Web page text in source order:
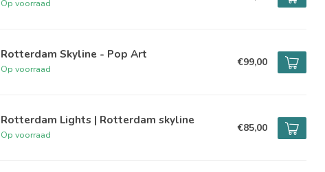
Op voorraad
Rotterdam Skyline - Pop Art
Op voorraad
€99,00
Rotterdam Lights | Rotterdam skyline
Op voorraad
€85,00